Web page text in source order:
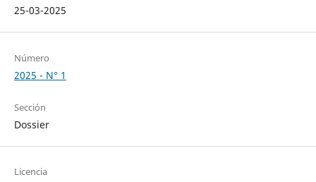
25-03-2025
Número
2025 - N° 1
Sección
Dossier
Licencia